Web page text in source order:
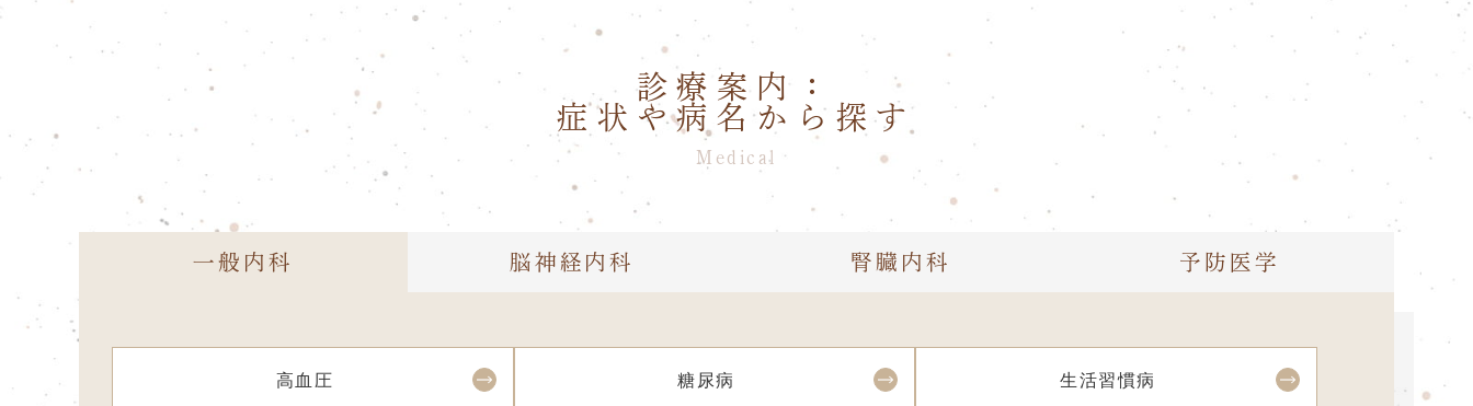
診療案内：
症状や病名から探す
Medical
一般内科 脳神経内科 腎臓内科 予防医学
高血圧 糖尿病 生活習慣病